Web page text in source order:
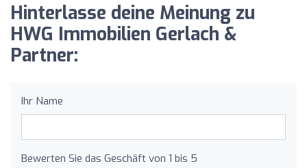
Hinterlasse deine Meinung zu
HWG Immobilien Gerlach &
Partner:
Ihr Name
Bewerten Sie das Geschäft von 1 bis 5